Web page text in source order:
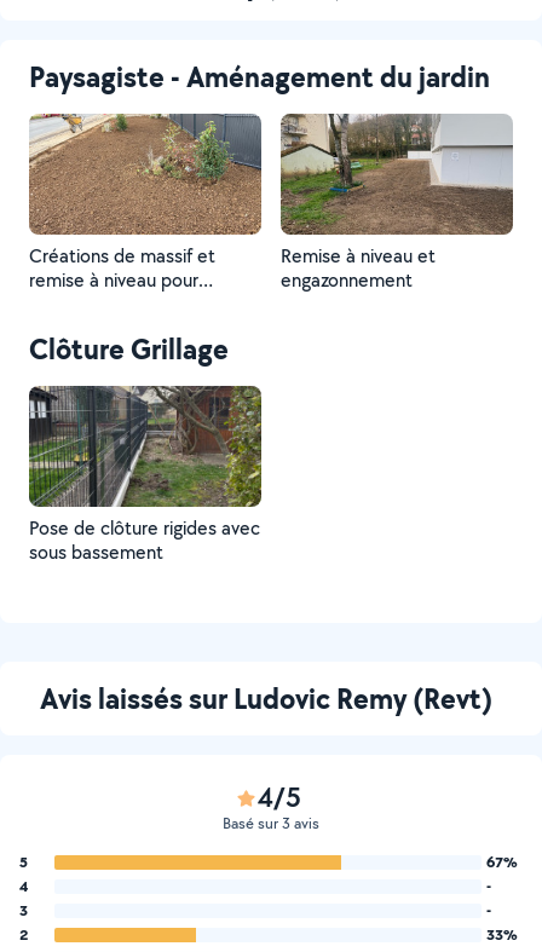
Paysagiste - Aménagement du jardin
Créations de massif et
remise à niveau pour
Remise à niveau et
engazonnement
Clôture Grillage
Pose de clôture rigides avec
sous bassement
Avis laissés sur Ludovic Remy (Revt)
4/5
Basé sur 3 avis
5
67%
4
-
3
-
2
33%